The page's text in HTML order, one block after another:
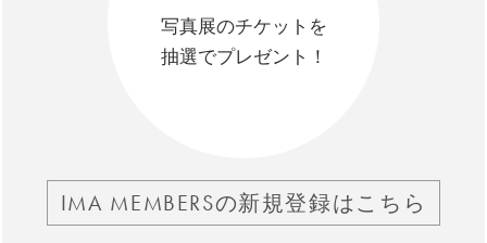
写真展のチケットを
抽選でプレゼント！
IMA MEMBERSの新規登録はこちら